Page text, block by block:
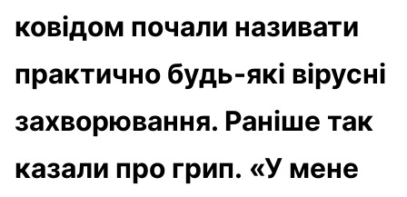
ковідом почали називати
практично будь-які вірусні
захворювання. Раніше так
казали про грип. «У мене